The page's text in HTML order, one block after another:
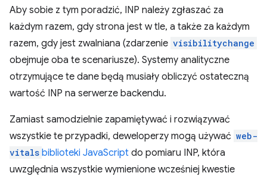
Aby sobie z tym poradzić, INP należy zgłaszać za
każdym razem, gdy strona jest w tle, a także za każdym
razem, gdy jest zwalniana (zdarzenie visibilitychange
obejmuje oba te scenariusze). Systemy analityczne
otrzymujące te dane będą musiały obliczyć ostateczną
wartość INP na serwerze backendu.
Zamiast samodzielnie zapamiętywać i rozwiązywać
wszystkie te przypadki, deweloperzy mogą używać web-
vitals biblioteki JavaScript do pomiaru INP, która
uwzględnia wszystkie wymienione wcześniej kwestie